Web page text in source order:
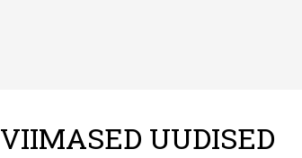
VIIMASED UUDISED